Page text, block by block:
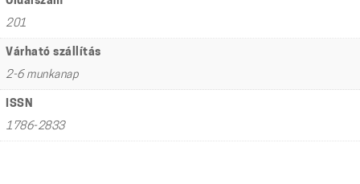
201
Várható szállítás
2-6 munkanap
ISSN
1786-2833